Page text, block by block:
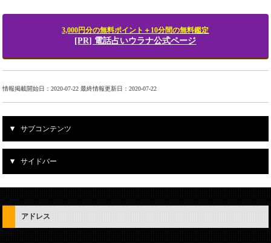
3,000円分の無料ポイント＋10分間の無料鑑定
[PR] 電話占いウラナ公式ページ
情報掲載開始日：2020-07-22 最終情報更新日：2020-07-22
サブコンテンツ
サイドバー
アドレス